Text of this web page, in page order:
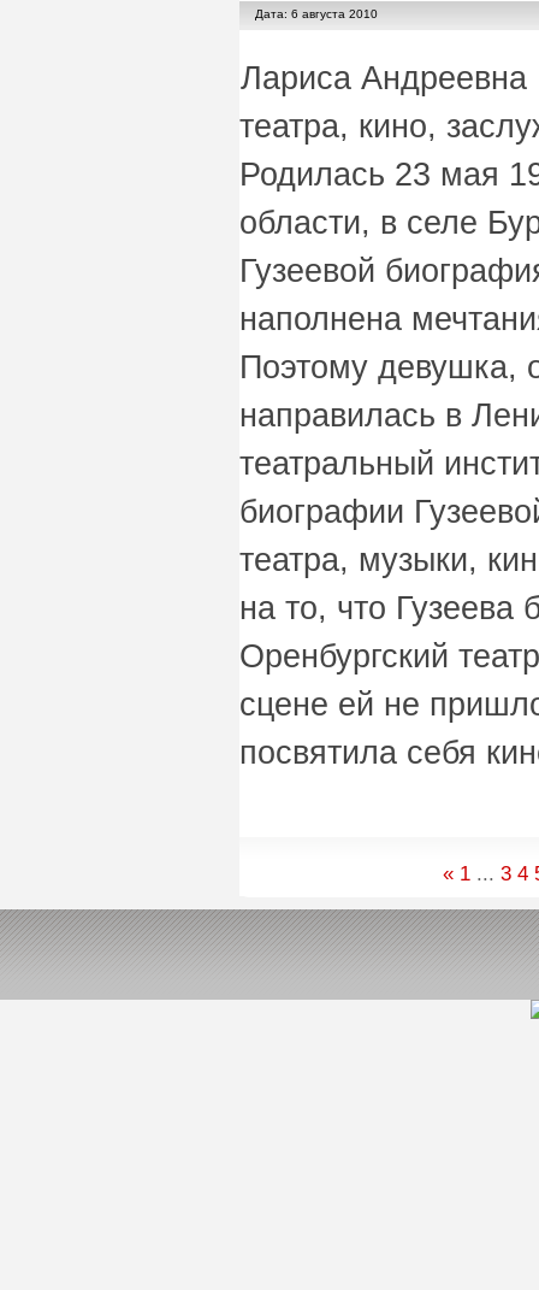
Дата: 6 августа 2010
Лариса Андреевна
театра, кино,
Родилась 23 мая
области, в селе
Гузеевой
наполнена
Поэтому девушка,
направилась в
театральный
биографии
театра, музыки,
на то, что Гузеева
Оренбургский
сцене ей не
посвятила себя
« 1 ... 3 4